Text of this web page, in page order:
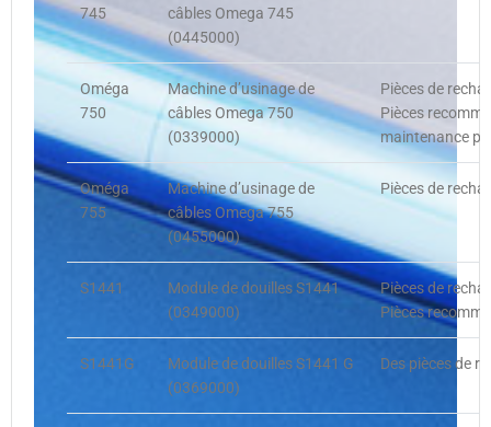
745
câbles Omega 745
(0445000)
Oméga
750
Machine d’usinage de
câbles Omega 750
(0339000)
Pièces de
Pièces
maintenance
Oméga
755
Machine d’usinage de
câbles Omega 755
(0455000)
Pièces de
S1441
Module de douilles S1441
(0349000)
Pièces de
Pièces
S1441G
Module de douilles S1441 G
(0369000)
Des pièces de